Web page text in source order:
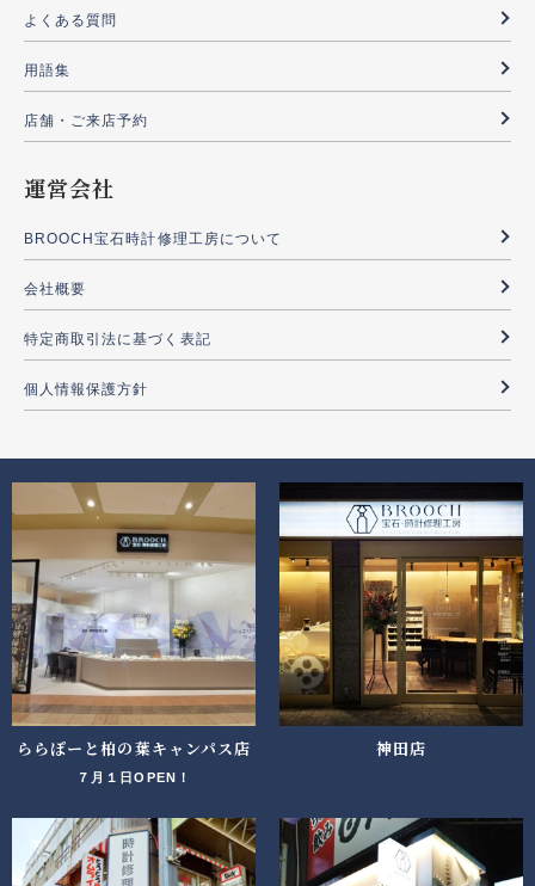
よくある質問
用語集
店舗・ご来店予約
運営会社
BROOCH宝石時計修理工房について
会社概要
特定商取引法に基づく表記
個人情報保護方針
ららぽーと柏の葉キャンパス店
７月１日OPEN！
神田店